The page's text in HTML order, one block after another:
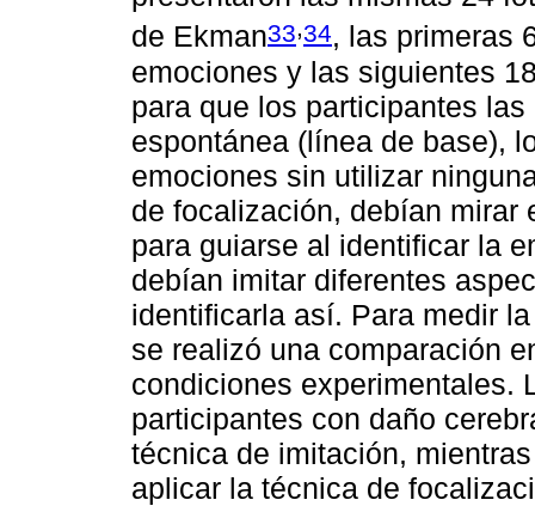
de Ekman33,34, las primeras
emociones y las siguientes
para que los participantes
espontánea (línea de base),
emociones sin utilizar
de focalización, debían mirar
para guiarse al identificar la
debían imitar diferentes
identificarla así. Para medir
se realizó una comparación
condiciones experimentales.
participantes con daño
técnica de imitación,
aplicar la técnica de